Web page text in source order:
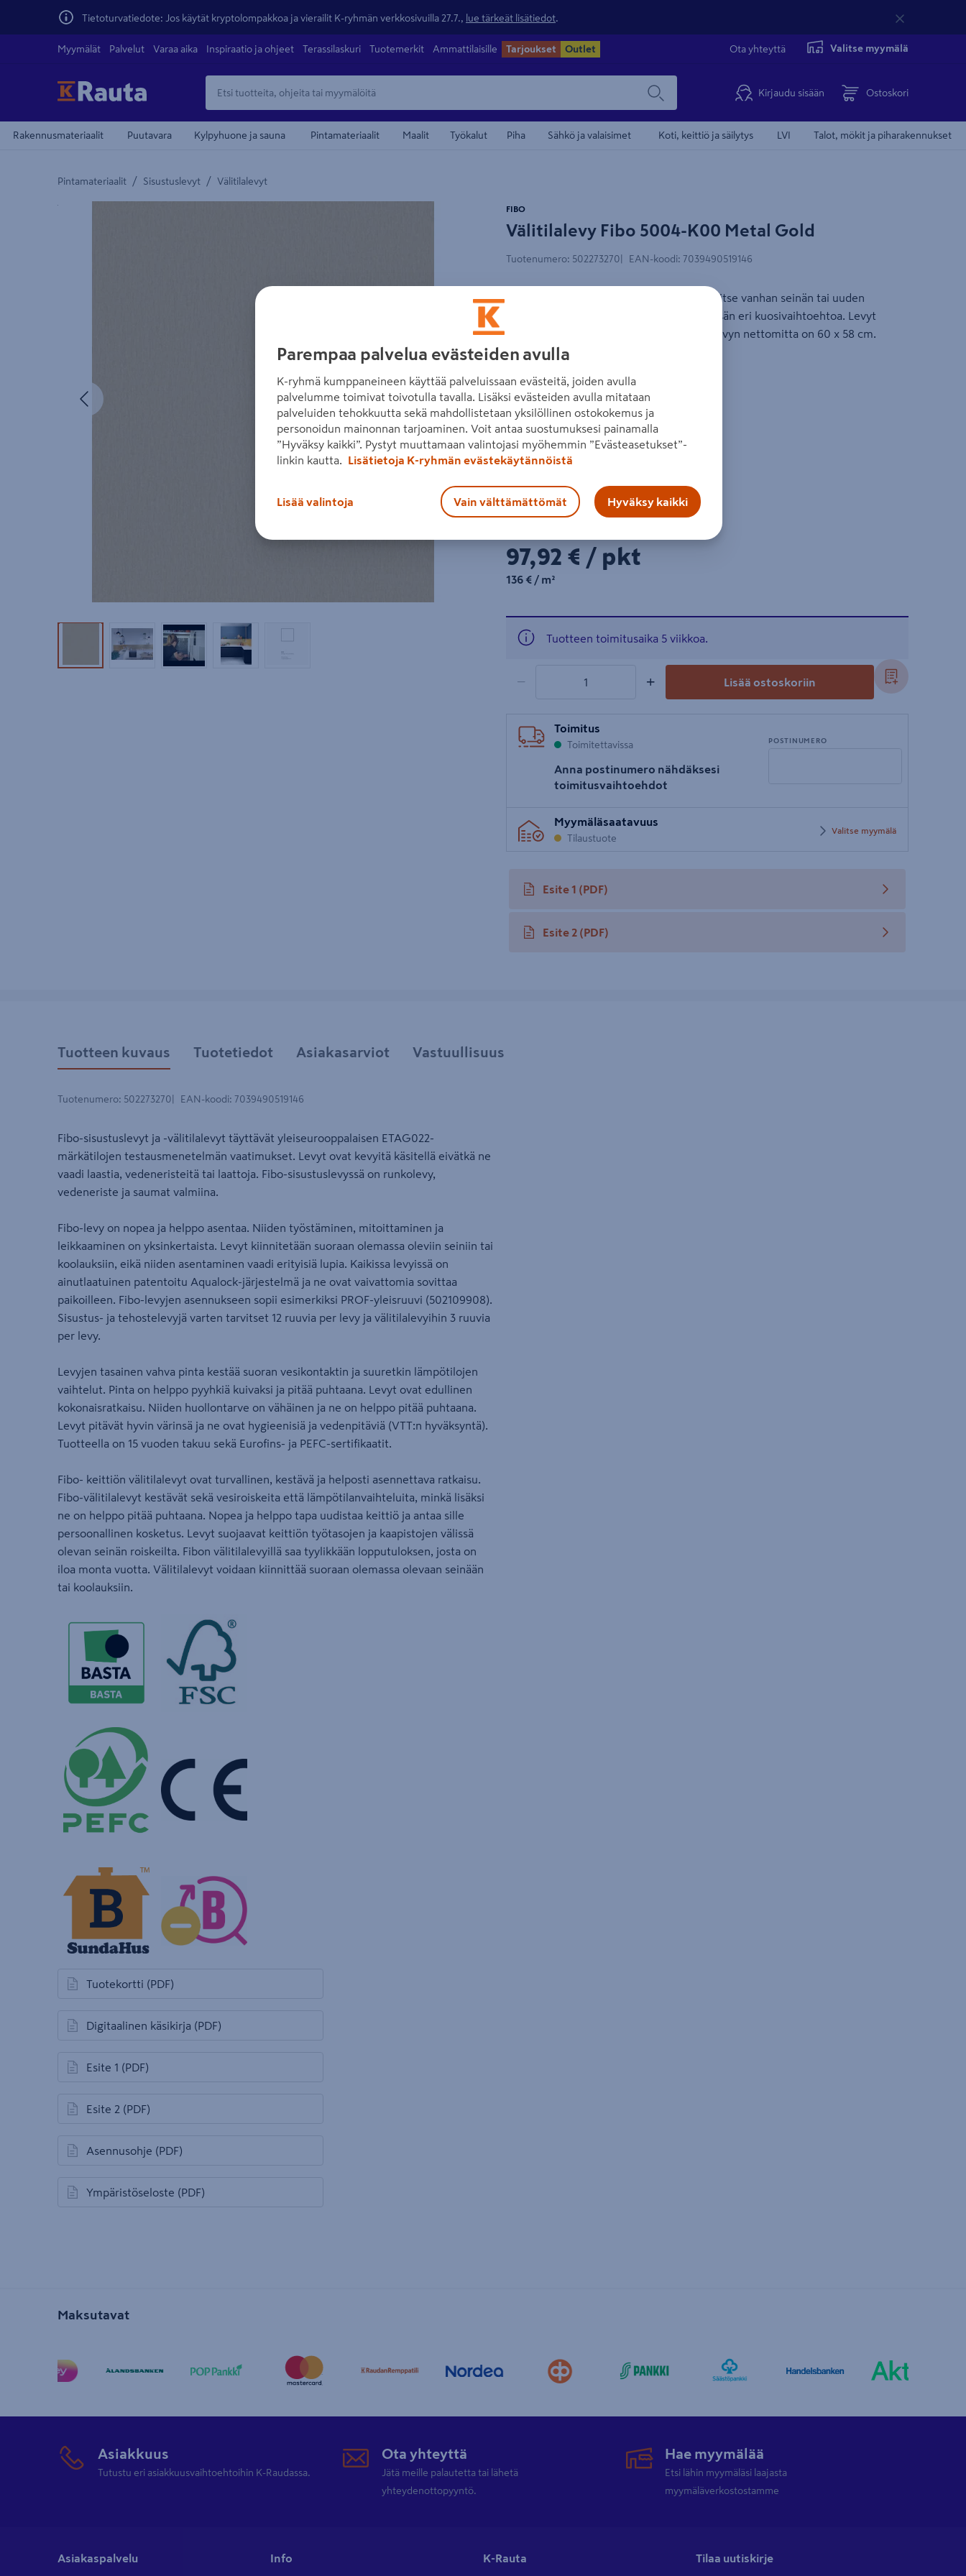
Tietoturvatiedote: Jos käytät kryptolompakkoa ja vierailit K-ryhmän verkkosivuilla 27.7., lue tärkeät lisätiedot
Myymälät Palvelut Varaa aika Inspiraatio ja ohjeet Terassilaskuri Tuotemerkit Ammattilaisille Tarjoukset Outlet Ota yhteyttä Valitse myymälä
Kirjaudu sisään Ostoskori
Rakennusmateriaalit Puutavara Kylpyhuone ja sauna Pintamateriaalit Maalit Työkalut Piha Sähkö ja valaisimet Koti, keittiö ja säilytys LVI Talot, mökit ja piharakennukset
Pintamateriaalit / Sisustuslevyt / Välitilalevyt
Yksityiskohtainen kuvaus löytyy Tuotteen kuvaus -maamerkistä
Edellinen Seuraava
Tuotekuva 1Tuotekuva 2Tuotekuva 3Tuotekuva 4
Välitilalevy Fibo 5004-K00 Metal Gold
FIBO
Tuotenumero: 502273270 EAN-koodi: 7039490519146
Fibo-välitilalevyt on helppo asentaa myös itse vanhan seinän tai uuden
koolauksen päälle. Valikoimassa on yhdeksän eri kuosivaihtoehtoa. Levyt
toimitetaan kahden levyn pakkauksissa. Levyn nettomitta on 60 x 58 cm.
PEFC-sertifioitu.
Sauman väri: ei saumaa
Pinta: Metal
Sarja: Kitchen Board
Lue koko tuotekuvaus
Katso liitetiedostot
97,92€/pkt
97,92 € / pkt
136€/m²
136 € / m²
Tuotteen toimitusaika 5 viikkoa.
− + Lisää ostoskoriin
Toimitus
Toimitettavissa
Anna postinumero nähdäksesi
toimitusvaihtoehdot
POSTINUMERO
postinumero
Myymäläsaatavuus
Tilaustuote
Valitse myymälä
Esite 1 (PDF)
avautuu uuteen välilehteen
Esite 2 (PDF)
avautuu uuteen välilehteen
Tuotteen kuvaus Tuotetiedot Asiakasarviot Vastuullisuus
Tuotenumero: 502273270 EAN-koodi: 7039490519146
Fibo-sisustuslevyt ja -välitilalevyt täyttävät yleiseurooppalaisen ETAG022-
märkätilojen testausmenetelmän vaatimukset. Levyt ovat kevyitä käsitellä eivätkä ne
vaadi laastia, vedeneristeitä tai laattoja. Fibo-sisustuslevyssä on runkolevy,
vedeneriste ja saumat valmiina.
Fibo-levy on nopea ja helppo asentaa. Niiden työstäminen, mitoittaminen ja
leikkaaminen on yksinkertaista. Levyt kiinnitetään suoraan olemassa oleviin seiniin tai
koolauksiin, eikä niiden asentaminen vaadi erityisiä lupia. Kaikissa levyissä on
ainutlaatuinen patentoitu Aqualock-järjestelmä ja ne ovat vaivattomia sovittaa
paikoilleen. Fibo-levyjen asennukseen sopii esimerkiksi PROF-yleisruuvi (502109908).
Sisustus- ja tehostelevyjä varten tarvitset 12 ruuvia per levy ja välitilalevyihin 3 ruuvia
per levy.
Levyjen tasainen vahva pinta kestää suoran vesikontaktin ja suuretkin lämpötilojen
vaihtelut. Pinta on helppo pyyhkiä kuivaksi ja pitää puhtaana. Levyt ovat edullinen
kokonaisratkaisu. Niiden huollontarve on vähäinen ja ne on helppo pitää puhtaana.
Levyt pitävät hyvin värinsä ja ne ovat hygieenisiä ja vedenpitäviä (VTT:n hyväksyntä).
Tuotteella on 15 vuoden takuu sekä Eurofins- ja PEFC-sertifikaatit.
Fibo- keittiön välitilalevyt ovat turvallinen, kestävä ja helposti asennettava ratkaisu.
Fibo-välitilalevyt kestävät sekä vesiroiskeita että lämpötilanvaihteluita, minkä lisäksi
ne on helppo pitää puhtaana. Nopea ja helppo tapa uudistaa keittiö ja antaa sille
persoonallinen kosketus. Levyt suojaavat keittiön työtasojen ja kaapistojen välissä
olevan seinän roiskeilta. Fibon välitilalevyillä saa tyylikkään lopputuloksen, josta on
iloa monta vuotta. Välitilalevyt voidaan kiinnittää suoraan olemassa olevaan seinään
tai koolauksiin.
Tuotekortti (PDF)
avautuu uuteen välilehteen
Digitaalinen käsikirja (PDF)
avautuu uuteen välilehteen
Esite 1 (PDF)
avautuu uuteen välilehteen
Esite 2 (PDF)
avautuu uuteen välilehteen
Asennusohje (PDF)
avautuu uuteen välilehteen
Ympäristöseloste (PDF)
avautuu uuteen välilehteen
Maksutavat
Asiakkuus
Tutustu eri asiakkuusvaihtoehtoihin K-Raudassa.
Ota yhteyttä
Jätä meille palautetta tai lähetä
yhteydenottopyyntö.
Hae myymälää
Etsi lähin myymäläsi laajasta
myymäläverkostostamme
Asiakaspalvelu Info K-Rauta Tilaa uutiskirje
Parempaa palvelua evästeiden avulla
K-ryhmä kumppaneineen käyttää palveluissaan evästeitä, joiden avulla
palvelumme toimivat toivotulla tavalla. Lisäksi evästeiden avulla mitataan
palveluiden tehokkuutta sekä mahdollistetaan yksilöllinen ostokokemus ja
personoidun mainonnan tarjoaminen. Voit antaa suostumuksesi painamalla
”Hyväksy kaikki”. Pystyt muuttamaan valintojasi myöhemmin ”Evästeasetukset”-
linkin kautta.
Lisätietoja K-ryhmän evästekäytännöistä
Lisää valintoja Vain välttämättömät Hyväksy kaikki